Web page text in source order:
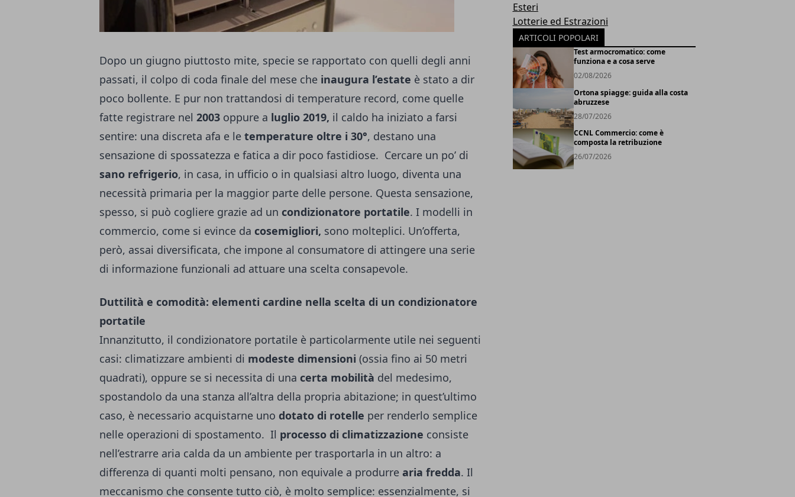
Dopo un giugno piuttosto mite, specie se rapportato con quelli degli anni
passati, il colpo di coda finale del mese che inaugura l’estate è stato a dir
poco bollente. E pur non trattandosi di temperature record, come quelle
fatte registrare nel 2003 oppure a luglio 2019, il caldo ha iniziato a farsi
sentire: una discreta afa e le temperature oltre i 30°, destano una
sensazione di spossatezza e fatica a dir poco fastidiose. Cercare un po’ di
sano refrigerio, in casa, in ufficio o in qualsiasi altro luogo, diventa una
necessità primaria per la maggior parte delle persone. Questa sensazione,
spesso, si può cogliere grazie ad un condizionatore portatile. I modelli in
commercio, come si evince da cosemigliori, sono molteplici. Un’offerta,
però, assai diversificata, che impone al consumatore di attingere una serie
di informazione funzionali ad attuare una scelta consapevole.
Duttilità e comodità: elementi cardine nella scelta di un condizionatore
portatile
Innanzitutto, il condizionatore portatile è particolarmente utile nei seguenti
casi: climatizzare ambienti di modeste dimensioni (ossia fino ai 50 metri
quadrati), oppure se si necessita di una certa mobilità del medesimo,
spostandolo da una stanza all’altra della propria abitazione; in quest’ultimo
caso, è necessario acquistarne uno dotato di rotelle per renderlo semplice
nelle operazioni di spostamento. Il processo di climatizzazione consiste
nell’estrarre aria calda da un ambiente per trasportarla in un altro: a
differenza di quanti molti pensano, non equivale a produrre aria fredda. Il
meccanismo che consente tutto ciò, è molto semplice: essenzialmente, si
Esteri
Lotterie ed Estrazioni
ARTICOLI POPOLARI
Test armocromatico: come
funziona e a cosa serve
02/08/2026
Ortona spiagge: guida alla costa
abruzzese
28/07/2026
CCNL Commercio: come è
composta la retribuzione
26/07/2026